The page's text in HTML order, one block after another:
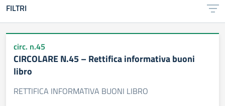
FILTRI
circ. n.45
CIRCOLARE N.45 – Rettifica informativa buoni
libro
RETTIFICA INFORMATIVA BUONI LIBRO